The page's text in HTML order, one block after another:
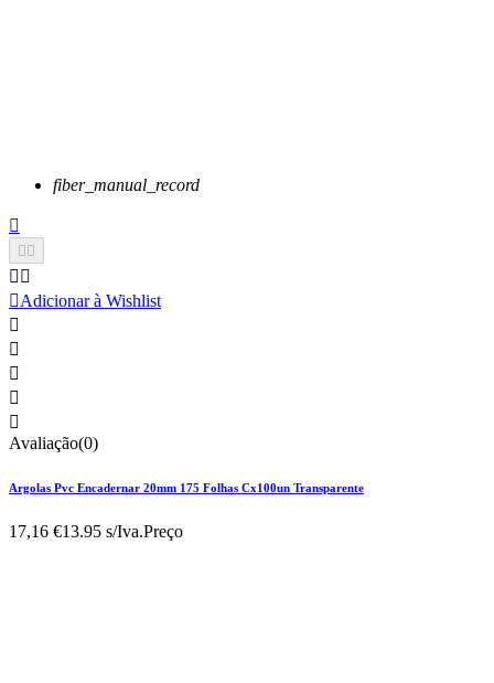
fiber_manual_record

 
 
Adicionar à Wishlist





Avaliação(0)
Argolas Pvc Encadernar 20mm 175 Folhas Cx100un Transparente
17,16 €13.95 s/Iva.Preço